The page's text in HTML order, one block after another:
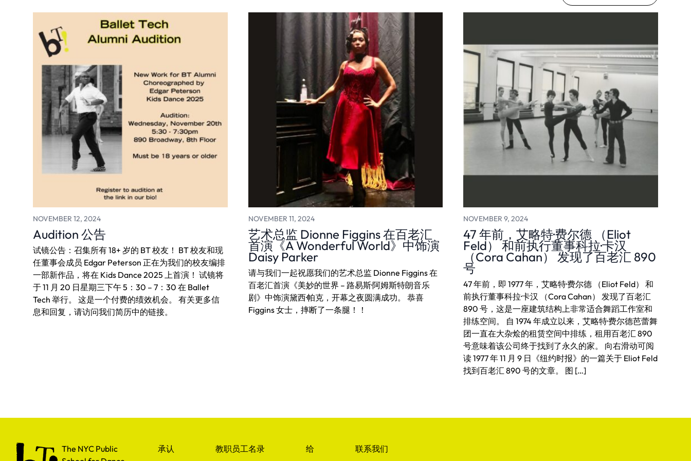
NOVEMBER 12, 2024
Audition 公告
试镜公告：召集所有 18+ 岁的 BT 校友！ BT 校友和现
任董事会成员 Edgar Peterson 正在为我们的校友编排
一部新作品，将在 Kids Dance 2025 上首演！ 试镜将
于 11 月 20 日星期三下午 5：30 – 7：30 在 Ballet
Tech 举行。 这是一个付费的绩效机会。 有关更多信
息和回复，请访问我们简历中的链接。
NOVEMBER 11, 2024
艺术总监 Dionne Figgins 在百老汇
首演《A Wonderful World》中饰演
Daisy Parker
请与我们一起祝愿我们的艺术总监 Dionne Figgins 在
百老汇首演《美妙的世界 – 路易斯·阿姆斯特朗音乐
剧》中饰演黛西·帕克，开幕之夜圆满成功。 恭喜
Figgins 女士，摔断了一条腿！！
NOVEMBER 9, 2024
47 年前，艾略特·费尔德 （Eliot
Feld） 和前执行董事科拉·卡汉
（Cora Cahan） 发现了百老汇 890
号
47 年前，即 1977 年，艾略特·费尔德 （Eliot Feld） 和
前执行董事科拉·卡汉 （Cora Cahan） 发现了百老汇
890 号，这是一座建筑结构上非常适合舞蹈工作室和
排练空间。 自 1974 年成立以来，艾略特·费尔德芭蕾舞
团一直在大杂烩的租赁空间中排练，租用百老汇 890
号意味着该公司终于找到了永久的家。 向右滑动可阅
读 1977 年 11 月 9 日《纽约时报》的一篇关于 Eliot Feld
找到百老汇 890 号的文章。 图 […]
The NYC Public School for Dance
The NYC Public
承认 教职员工名录 给 联系我们